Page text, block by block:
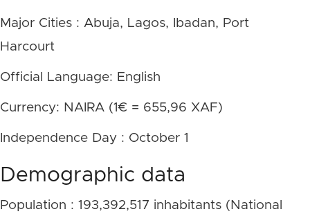
Major Cities : Abuja, Lagos, Ibadan, Port
Harcourt
Official Language: English
Currency: NAIRA (1€ = 655,96 XAF)
Independence Day : October 1
Demographic data
Population : 193,392,517 inhabitants (National